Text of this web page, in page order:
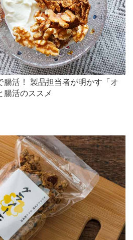
腸活！ 製品担当者が明かす「オ
腸活のススメ